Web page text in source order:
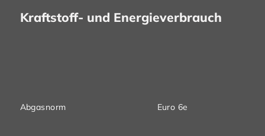
Kraftstoff- und Energieverbrauch
Abgasnorm Euro 6e